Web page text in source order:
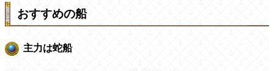
おすすめの船
主力は蛇船